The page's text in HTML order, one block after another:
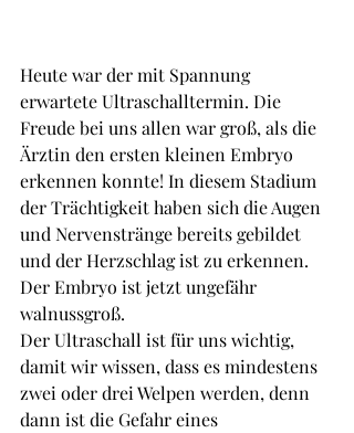
Heute war der mit Spannung
erwartete Ultraschalltermin. Die
Freude bei uns allen war groß, als die
Ärztin den ersten kleinen Embryo
erkennen konnte! In diesem Stadium
der Trächtigkeit haben sich die Augen
und Nervenstränge bereits gebildet
und der Herzschlag ist zu erkennen.
Der Embryo ist jetzt ungefähr
walnussgroß.
Der Ultraschall ist für uns wichtig,
damit wir wissen, dass es mindestens
zwei oder drei Welpen werden, denn
dann ist die Gefahr eines